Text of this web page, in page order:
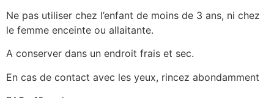
Ne pas utiliser chez l’enfant de moins de 3 ans, ni chez
le femme enceinte ou allaitante.
A conserver dans un endroit frais et sec.
En cas de contact avec les yeux, rincez abondamment